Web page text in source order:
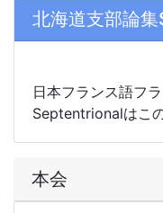
本会
北海道支部論
日本フランス語フ
Septentrionalはこ